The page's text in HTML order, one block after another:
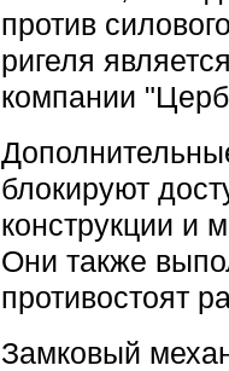
против
ригеля
компании
блокируют
конструкции и
Они также
противостоят
Замковый